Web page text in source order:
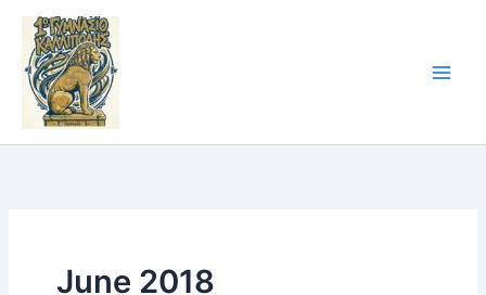
Skip
content
June 2018